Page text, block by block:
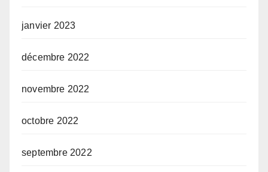
janvier 2023
décembre 2022
novembre 2022
octobre 2022
septembre 2022